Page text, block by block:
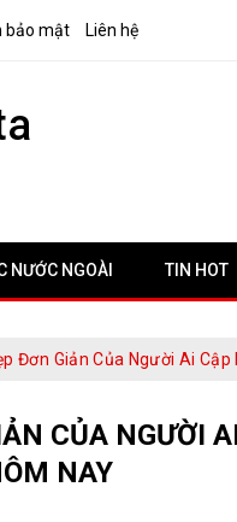
bảo mật Liên hệ
NƯỚC NGOÀI TIN HOT
Đơn Giản Của Người Ai
CỦA NGƯỜI
NAY